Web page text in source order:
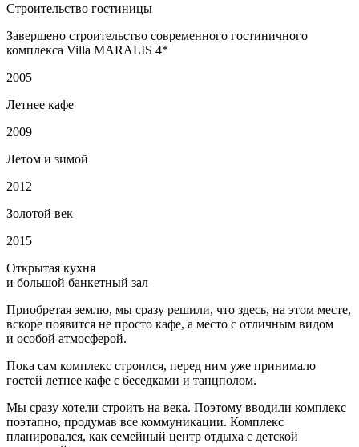
Строительство гостиницы
Завершено строительство современного гостиничного
комплекса Villa MARALIS 4*
2005
Летнее кафе
2009
Летом и зимой
2012
Золотой век
2015
Открытая кухня
и большой банкетный зал
Приобретая землю, мы сразу решили, что здесь, на этом месте,
вскоре появится не просто кафе, а место с отличным видом
и особой атмосферой.
Пока сам комплекс строился, перед ним уже принимало
гостей летнее кафе с беседками и танцполом.
Мы сразу хотели строить на века. Поэтому вводили комплекс
поэтапно, продумав все коммуникации. Комплекс
планировался, как семейный центр отдыха с детской